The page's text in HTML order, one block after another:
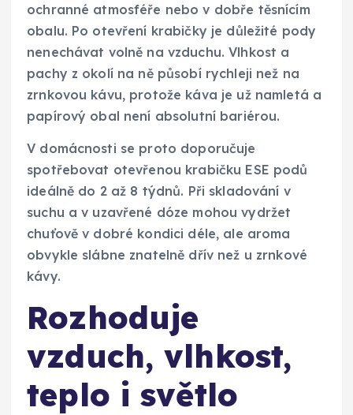
ochranné atmosféře nebo v dobře těsnícím
obalu. Po otevření krabičky je důležité pody
nenechávat volně na vzduchu. Vlhkost a
pachy z okolí na ně působí rychleji než na
zrnkovou kávu, protože káva je už namletá a
papírový obal není absolutní bariérou.
V domácnosti se proto doporučuje
spotřebovat otevřenou krabičku ESE podů
ideálně do 2 až 8 týdnů. Při skladování v
suchu a v uzavřené dóze mohou vydržet
chuťově v dobré kondici déle, ale aroma
obvykle slábne znatelně dřív než u zrnkové
kávy.
Rozhoduje
vzduch, vlhkost,
teplo i světlo